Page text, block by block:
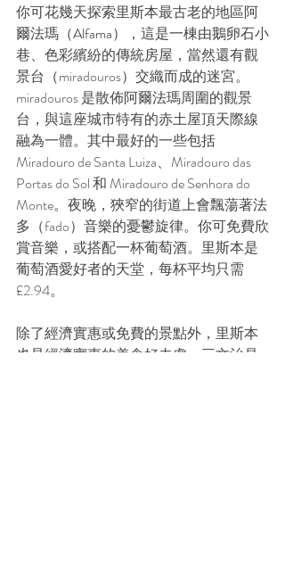
你可花幾天探索里斯本最古老的地區阿
爾法瑪（Alfama），這是一棟由鵝卵石小
巷、色彩繽紛的傳統房屋，當然還有觀
景台（miradouros）交織而成的迷宮。
miradouros 是散佈阿爾法瑪周圍的觀景
台，與這座城市特有的赤土屋頂天際線
融為一體。其中最好的一些包括
Miradouro de Santa Luiza、Miradouro das
Portas do Sol 和 Miradouro de Senhora do
Monte。夜晚，狹窄的街道上會飄蕩著法
多（fado）音樂的憂鬱旋律。你可免費欣
賞音樂，或搭配一杯葡萄酒。里斯本是
葡萄酒愛好者的天堂，每杯平均只需
£2.94。
除了經濟實惠或免費的景點外，里斯本
也是經濟實惠的美食好去處。三文治是